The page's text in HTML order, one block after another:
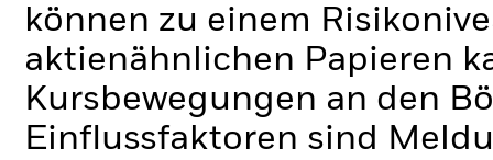
können zu einem
aktienähnlichen Papieren
Kursbewegungen an den
Einflussfaktoren sind